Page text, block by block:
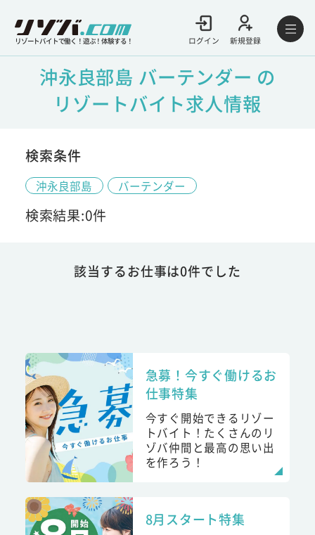
リゾートバイトで働く！遊ぶ！体験する！ ログイン 新規登録
沖永良部島 バーテンダー の
リゾートバイト求人情報
検索条件
沖永良部島 バーテンダー
検索結果:0件
該当するお仕事は0件でした
急募！今すぐ働けるお
仕事特集
今すぐ開始できるリゾー
トバイト！たくさんのリ
ゾバ仲間と最高の思い出
を作ろう！
8月スタート特集